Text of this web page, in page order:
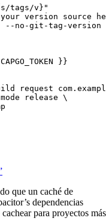
tags/v}"
version source
--no-git-tag-version
}}
request
release \
que un caché de
dependencias
para proyectos más